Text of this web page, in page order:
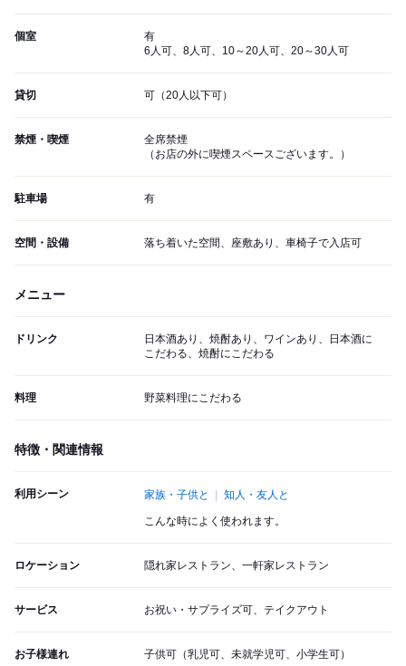
個室
有
6人可、8人可、10～20人可、20～30人可
貸切 可（20人以下可）
禁煙・喫煙
全席禁煙
（お店の外に喫煙スペースございます。）
駐車場 有
空間・設備 落ち着いた空間、座敷あり、車椅子で入店可
メニュー
ドリンク
日本酒あり、焼酎あり、ワインあり、日本酒に
こだわる、焼酎にこだわる
料理 野菜料理にこだわる
特徴・関連情報
利用シーン 家族・子供と 知人・友人と
こんな時によく使われます。
ロケーション 隠れ家レストラン、一軒家レストラン
サービス お祝い・サプライズ可、テイクアウト
お子様連れ 子供可（乳児可、未就学児可、小学生可）